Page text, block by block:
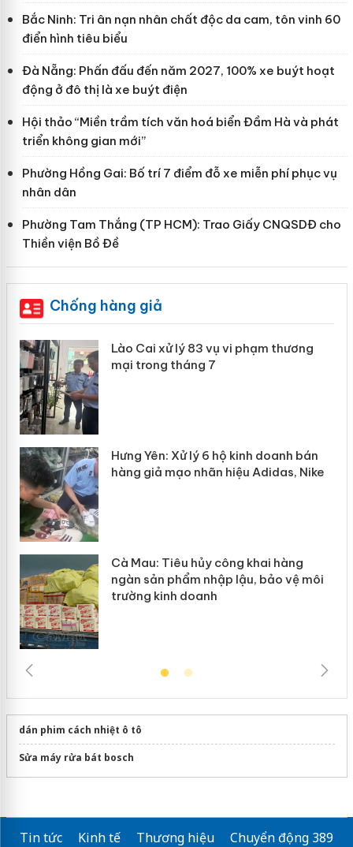
Bắc Ninh: Tri ân nạn nhân chất độc da cam, tôn vinh 60
điển hình tiêu biểu
Đà Nẵng: Phấn đấu đến năm 2027, 100% xe buýt hoạt
động ở đô thị là xe buýt điện
Hội thảo “Miền trầm tích văn hoá biển Đầm Hà và phát
triển không gian mới”
Phường Hồng Gai: Bố trí 7 điểm đỗ xe miễn phí phục vụ
nhân dân
Phường Tam Thắng (TP HCM): Trao Giấy CNQSDĐ cho
Thiền viện Bồ Đề
Chống hàng giả
Lào Cai xử lý 83 vụ vi phạm thương
mại trong tháng 7
Hưng Yên: Xử lý 6 hộ kinh doanh bán
hàng giả mạo nhãn hiệu Adidas, Nike
Cà Mau: Tiêu hủy công khai hàng
ngàn sản phẩm nhập lậu, bảo vệ môi
trường kinh doanh
dán phim cách nhiệt ô tô
Sửa máy rửa bát bosch
Tin tức Kinh tế Thương hiệu
Chuyển động 389